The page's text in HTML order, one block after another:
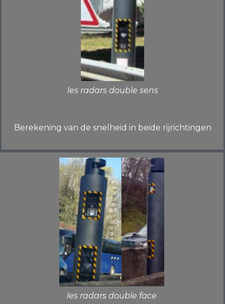
les radars double sens
Berekening van de snelheid in beide rijrichtingen
les radars double face